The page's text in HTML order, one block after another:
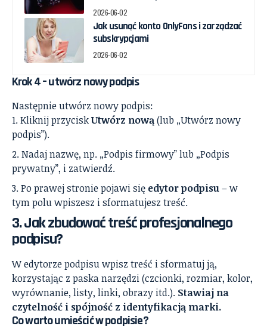
2026-06-02
Jak usunąć konto OnlyFans i zarządzać
subskrypcjami
2026-06-02
Krok 4 – utwórz nowy podpis
Następnie utwórz nowy podpis:
Kliknij przyciskUtwórz nową(lub „Utwórz nowy
podpis”).
Nadaj nazwę, np. „Podpis firmowy” lub „Podpis
prywatny”, i zatwierdź.
Po prawej stronie pojawi się edytor podpisu– w
tym polu wpiszesz i sformatujesz treść.
3. Jak zbudować treść profesjonalnego
podpisu?
W edytorze podpisu wpisz treść i sformatuj ją,
korzystając z paska narzędzi (czcionki, rozmiar, kolor,
wyrównanie, listy, linki, obrazy itd.). Stawiaj na
czytelność i spójność z identyfikacją marki.
Co warto umieścić w podpisie?